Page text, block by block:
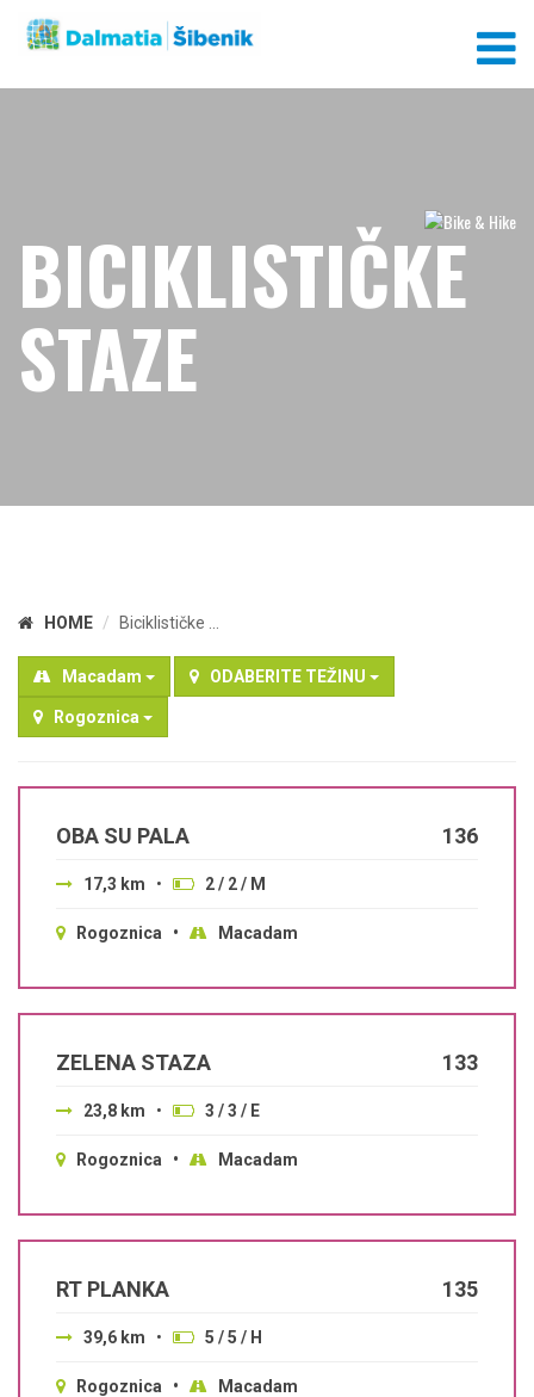
BICIKLISTIČKE
STAZE
HOME Biciklističke ...
Macadam ODABERITE TEŽINU
Rogoznica
136
OBA SU PALA
17,3 km • 2 / 2 / M
Rogoznica • Macadam
133
ZELENA STAZA
23,8 km • 3 / 3 / E
Rogoznica • Macadam
135
RT PLANKA
39,6 km • 5 / 5 / H
Rogoznica • Macadam